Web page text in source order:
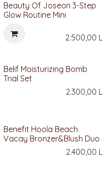
Beauty Of Joseon 3-Step
Glow Routine Mini
2.500,00 L
Belif Moisturizing Bomb
Trial Set
2.300,00 L
Benefit Hoola Beach
Vacay Bronzer&Blush Duo
2.400,00 L